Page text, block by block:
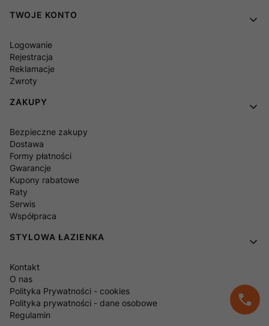
TWOJE KONTO
Logowanie
Rejestracja
Reklamacje
Zwroty
ZAKUPY
Bezpieczne zakupy
Dostawa
Formy płatności
Gwarancje
Kupony rabatowe
Raty
Serwis
Współpraca
STYLOWA ŁAZIENKA
Kontakt
O nas
Polityka Prywatności - cookies
Polityka prywatności - dane osobowe
Regulamin